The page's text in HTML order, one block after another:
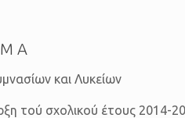
A
και Λυκείων
τού σχολικού έτους 2014-